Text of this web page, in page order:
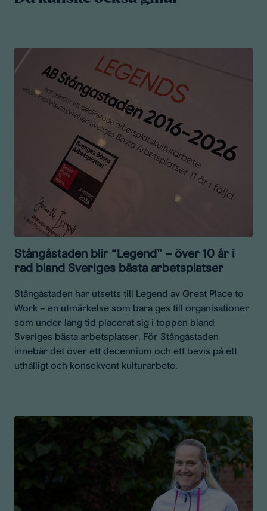
Stångåstaden blir “Legend” – över 10 år i
rad bland Sveriges bästa arbetsplatser
Stångåstaden har utsetts till Legend av Great Place to
Work – en utmärkelse som bara ges till organisationer
som under lång tid placerat sig i toppen bland
Sveriges bästa arbetsplatser. För Stångåstaden
innebär det över ett decennium och ett bevis på ett
uthålligt och konsekvent kulturarbete.